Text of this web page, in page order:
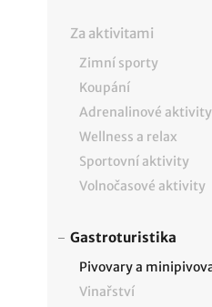
Za aktivitami
Zimní sporty
Koupání
Adrenalinové aktivity
Wellness a relax
Sportovní aktivity
Volnočasové aktivity
Gastroturistika
Pivovary a
Vinařství